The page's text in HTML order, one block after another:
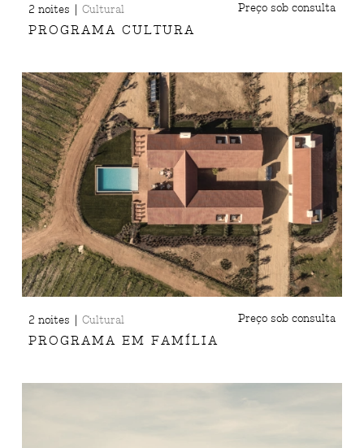
2 noites |Cultural
PROGRAMA CULTURA
Preço sob consulta
2 noites |Cultural
PROGRAMA EM FAMÍLIA
Preço sob consulta